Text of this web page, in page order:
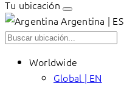
Tu ubicación
Argentina | ES
Worldwide
Global | EN